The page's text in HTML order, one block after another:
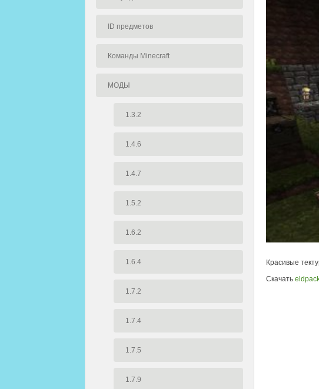
ID предметов
Команды Minecraft
МОДЫ
1.3.2
1.4.6
1.4.7
1.5.2
1.6.2
1.6.4
1.7.2
1.7.4
1.7.5
1.7.9
Красивые
Скачать